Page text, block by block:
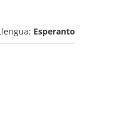
Esperanto